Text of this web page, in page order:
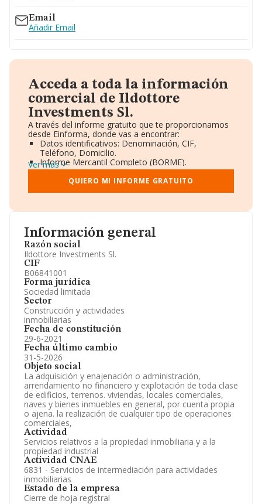
Información general
Razón social
Ildottore Investments Sl.
CIF
B06841001
Forma jurídica
Sociedad limitada
Sector
Construcción y actividades
inmobiliarias
Fecha de constitución
29-6-2021
Fecha último cambio
31-5-2026
Objeto social
La adquisición y enajenación o administración,
arrendamiento no financiero y explotación de toda clase
de edificios, terrenos. viviendas, locales comerciales,
naves y bienes inmuebles en general, por cuenta propia
o ajena. la realización de cualquier tipo de operaciones
comerciales,
Actividad
Servicios relativos a la propiedad inmobiliaria y a la
propiedad industrial
Actividad CNAE
6831 - Servicios de intermediación para actividades
inmobiliarias
Estado de la empresa
Cierre de hoja registral
Email
Añadir Email
Acceda a toda la información
comercial de Ildottore
Investments Sl.
A través del informe gratuito que te proporcionamos
desde Einforma, donde vas a encontrar:
Datos identificativos: Denominación, CIF,
Teléfono, Domicilio.
Informe Mercantil Completo (BORME).
Gráficos de Evolución Ventas y Empleados.
Consejo de Administración y Administradores.
Directivos y Ejecutivos.
Información oficial y registral complementaria.
Ver más
QUIERO MI INFORME GRATUITO